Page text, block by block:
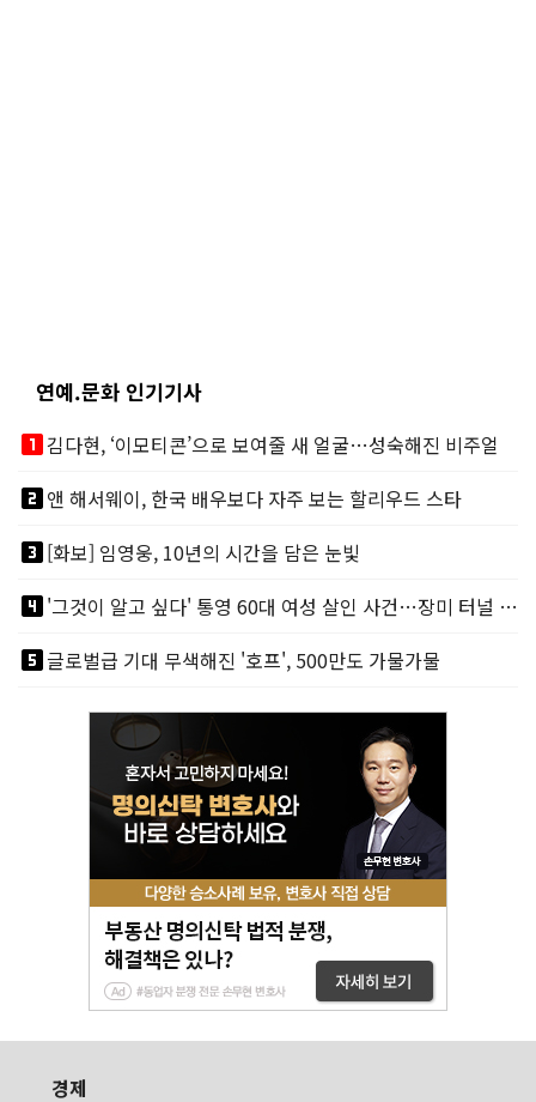
연예.문화 인기기사
looks_one김다현, ‘이모티콘’으로 보여줄 새 얼굴…성숙해진 비주얼
looks_two앤 해서웨이, 한국 배우보다 자주 보는 할리우드 스타
looks_3[화보] 임영웅, 10년의 시간을 담은 눈빛
looks_4
'그것이 알고 싶다' 통영 60대 여성 살인 사건…장미 터널 아래 킬러, 누구냐 넌?
looks_5글로벌급 기대 무색해진 '호프', 500만도 가물가물
경제